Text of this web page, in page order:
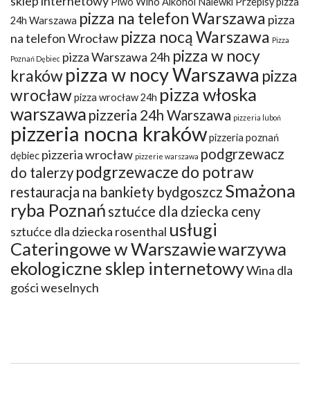
24h Warszawa pizza na telefon Warszawa pizza
na telefon Wrocław pizza nocą Warszawa Pizza
Poznań Dębiec pizza Warszawa 24h pizza w nocy
krakówpizza w nocy Warszawa pizza
wrocławpizza wrocław 24h pizza włoska
warszawa pizzeria 24h Warszawa pizzeria luboń
pizzeria nocna krakówpizzeria poznań
dębiec pizzeria wrocław pizzerie warszawa podgrzewacz
do talerzy podgrzewacze do potraw
restauracja na bankiety bydgoszcz Smażona
ryba Poznań sztućce dla dziecka ceny
sztućce dla dziecka rosenthal usługi
Cateringowe w Warszawiewarzywa
ekologiczne sklep internetowyWina dla
gości weselnych